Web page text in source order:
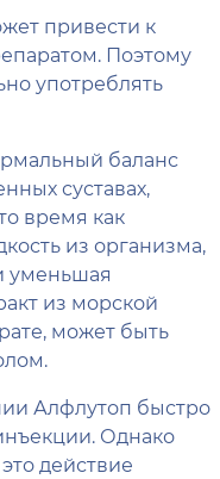
привести к
Поэтому
употреблять
баланс
суставах,
время как
из организма,
уменьшая
из морской
может быть
Алфлутоп быстро
Однако
действие